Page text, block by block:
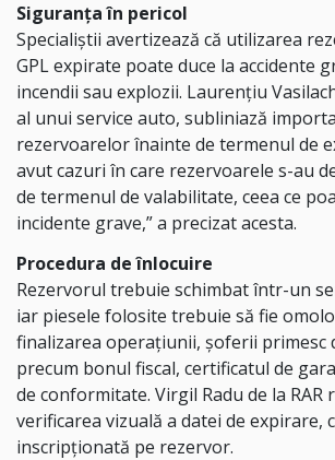
Siguranța în pericol
Specialiștii avertizează că utilizarea
GPL expirate poate duce la accidente
incendii sau explozii. Laurențiu
al unui service auto, subliniază
rezervoarelor înainte de termenul de
avut cazuri în care rezervoarele s-au
de termenul de valabilitate, ceea ce
incidente grave,” a precizat acesta.
Procedura de înlocuire
Rezervorul trebuie schimbat într-un
iar piesele folosite trebuie să fie
finalizarea operațiunii, șoferii primesc
precum bonul fiscal, certificatul de
de conformitate. Virgil Radu de la RAR
verificarea vizuală a datei de expirare,
inscripționată pe rezervor.